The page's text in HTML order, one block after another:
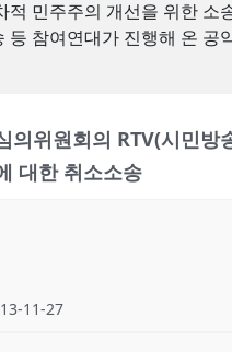
적 민주주의 개선을 위한 소
등 참여연대가 진행해 온 공
의위원회의 RTV(시민방
대한 취소소송
11-27